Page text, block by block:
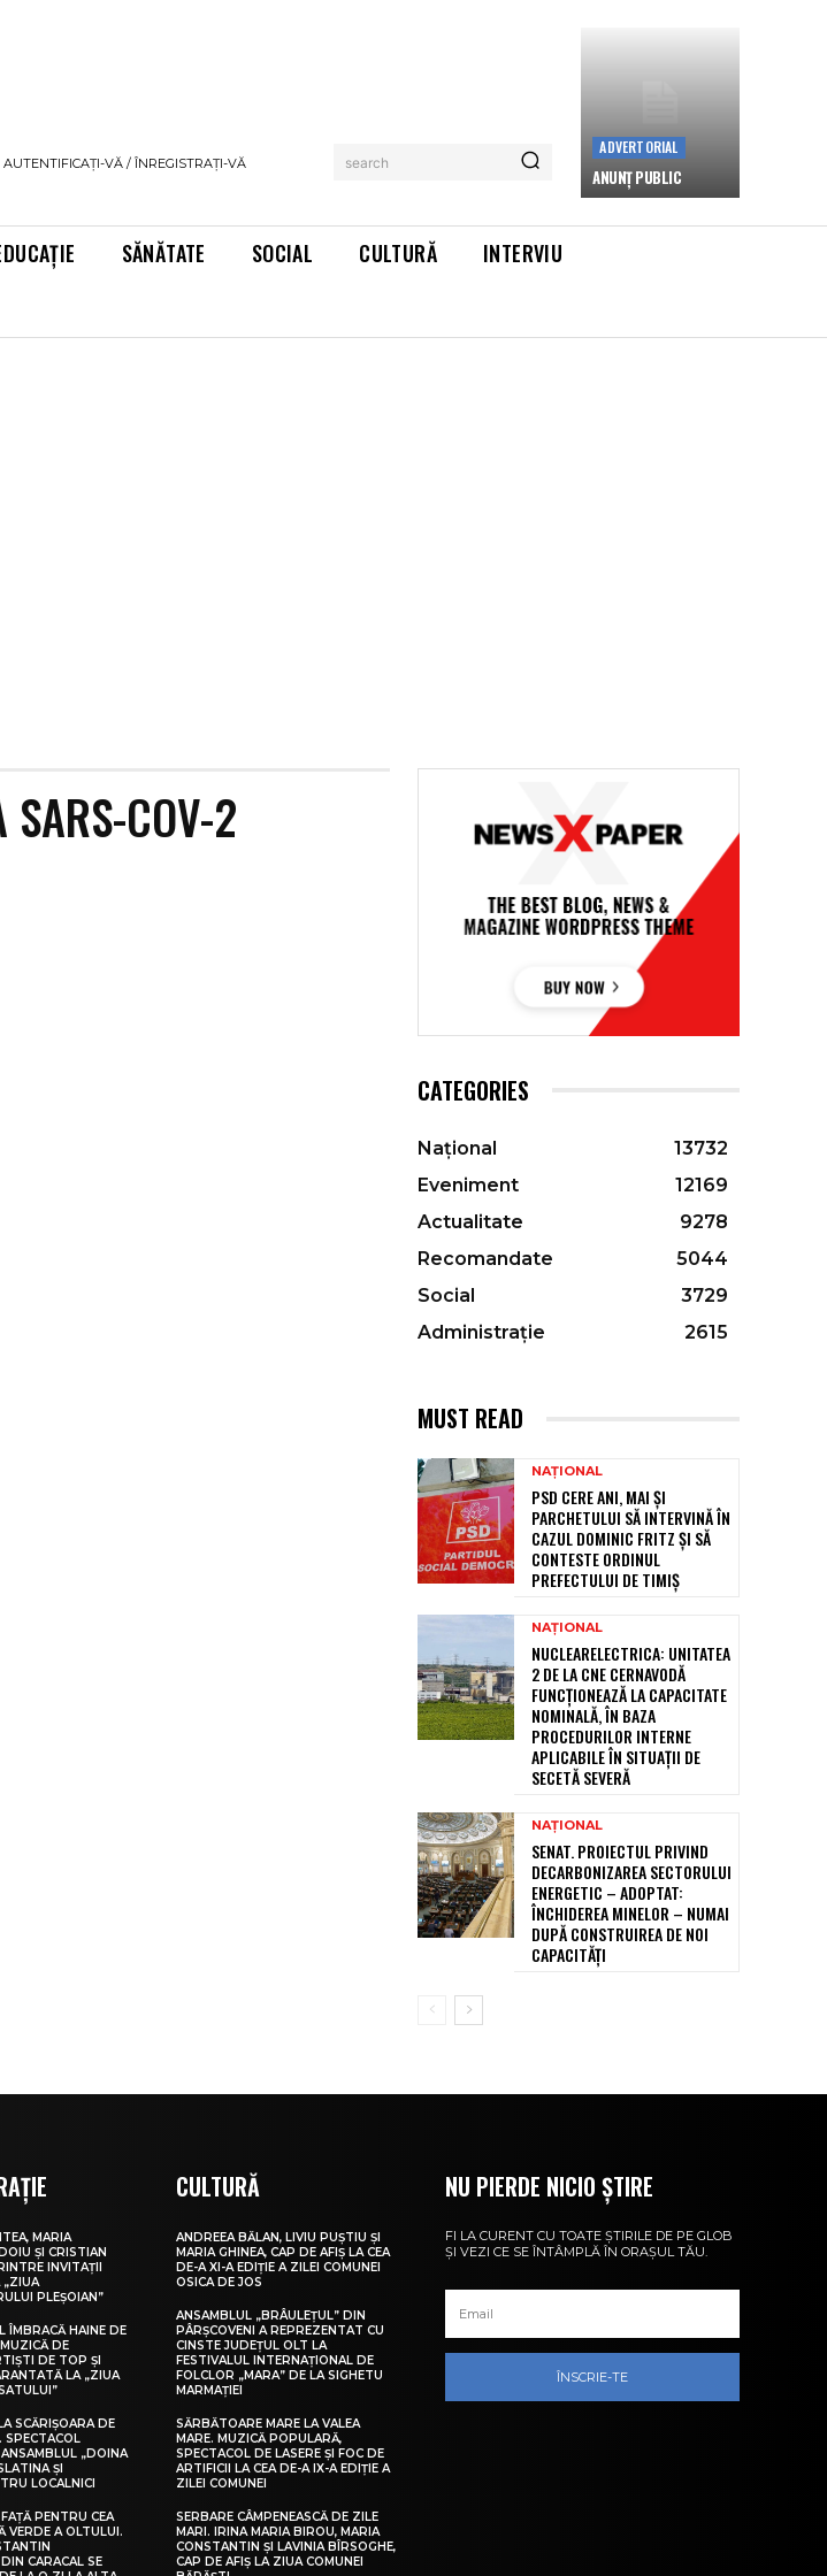
AUTENTIFICAȚI-VĂ / ÎNREGISTRAȚI-VĂ search
ADVERTORIAL
ANUNȚ PUBLIC
SĂNĂTATE SOCIAL CULTURĂ
INTERVIU
SARS-COV-2
CATEGORIES
Național
13732
Eveniment
12169
Actualitate
9278
Recomandate
5044
Social
3729
Administrație
2615
MUST READ
NAȚIONAL
PSD CERE ANI, MAI ȘI
PARCHETULUI SĂ INTERVINĂ ÎN
CAZUL DOMINIC FRITZ ȘI SĂ
CONTESTE ORDINUL
PREFECTULUI DE TIMIȘ
NAȚIONAL
NUCLEARELECTRICA: UNITATEA
2 DE LA CNE CERNAVODĂ
FUNCȚIONEAZĂ LA CAPACITATE
NOMINALĂ, ÎN BAZA
PROCEDURILOR INTERNE
APLICABILE ÎN SITUAȚII DE
SECETĂ SEVERĂ
NAȚIONAL
SENAT. PROIECTUL PRIVIND
DECARBONIZAREA SECTORULUI
ENERGETIC – ADOPTAT:
ÎNCHIDEREA MINELOR – NUMAI
DUPĂ CONSTRUIREA DE NOI
CAPACITĂȚI
MARIA
ȘI CRISTIAN
INVITAȚII
„ZIUA
PLEȘOIAN”
ÎMBRACĂ HAINE DE
DE
DE TOP ȘI
LA „ZIUA
SCĂRIȘOARA DE
SPECTACOL
„DOINA
ȘI
LOCALNICI
PENTRU CEA
VERDE A OLTULUI.
CARACAL SE
CULTURĂ
ANDREEA BĂLAN, LIVIU PUȘTIU ȘI
MARIA GHINEA, CAP DE AFIȘ LA CEA
DE-A XI-A EDIȚIE A ZILEI COMUNEI
OSICA DE JOS
ANSAMBLUL „BRÂULEȚUL” DIN
PÂRȘCOVENI A REPREZENTAT CU
CINSTE JUDEȚUL OLT LA
FESTIVALUL INTERNAȚIONAL DE
FOLCLOR „MARA” DE LA SIGHETU
MARMAȚIEI
SĂRBĂTOARE MARE LA VALEA
MARE. MUZICĂ POPULARĂ,
SPECTACOL DE LASERE ȘI FOC DE
ARTIFICII LA CEA DE-A IX-A EDIȚIE A
ZILEI COMUNEI
SERBARE CÂMPENEASCĂ DE ZILE
MARI. IRINA MARIA BIROU, MARIA
CONSTANTIN ȘI LAVINIA BÎRSOGHE,
CAP DE AFIȘ LA ZIUA COMUNEI
NU PIERDE NICIO ȘTIRE
FI LA CURENT CU TOATE ȘTIRILE DE PE GLOB
ȘI VEZI CE SE ÎNTÂMPLĂ ÎN ORAȘUL TĂU.
ÎNSCRIE-TE